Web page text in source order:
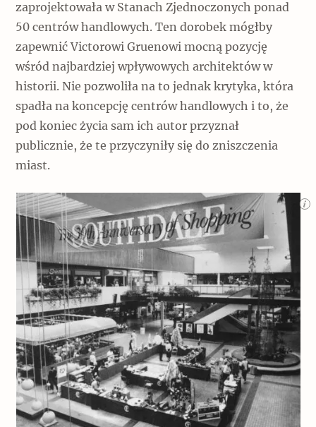
zaprojektowała w Stanach Zjednoczonych ponad
50 centrów handlowych. Ten dorobek mógłby
zapewnić Victorowi Gruenowi mocną pozycję
wśród najbardziej wpływowych architektów w
historii. Nie pozwoliła na to jednak krytyka, która
spadła na koncepcję centrów handlowych i to, że
pod koniec życia sam ich autor przyznał
publicznie, że te przyczyniły się do zniszczenia
miast.